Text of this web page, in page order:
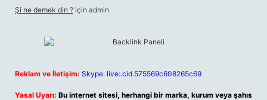
Şi ne demek din ? için admin
Reklam ve İletişim: Skype: live:.cid.575569c608265c69
Yasal Uyarı: Bu internet sitesi, herhangi bir marka, kurum veya şahıs